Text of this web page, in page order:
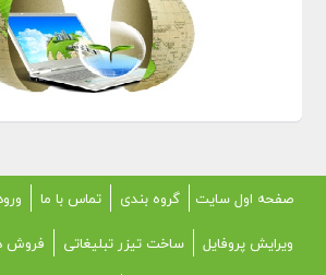
صفحه اول سایت گروه بندی تماس با ما
ویرایش پروفایل
ساخت تیزر تبلیغاتی
فروش